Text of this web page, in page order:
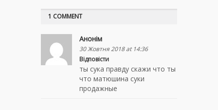
1 COMMENT
Анонім
30 Жовтня 2018 at 14:36
Відповісти
ты сука правду скажи что ты
что матюшина суки
продажные